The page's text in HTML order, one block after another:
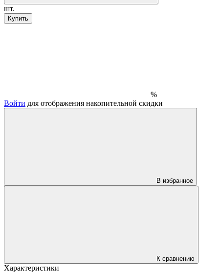
шт.
Купить
%
Войти для отображения накопительной скидки
В избранное
К сравнению
Характеристики